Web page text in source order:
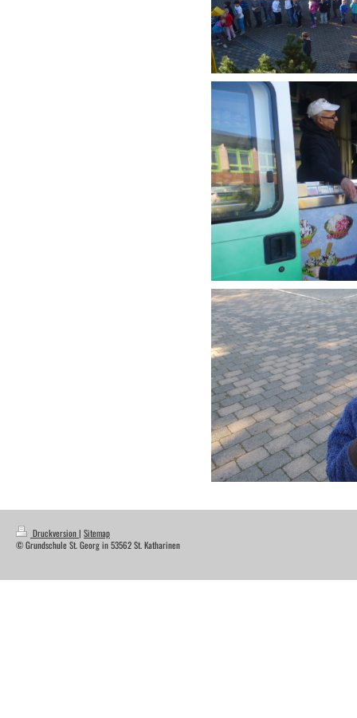
Druckversion| Sitemap
© Grundschule St. Georg in 53562 St. Katharinen